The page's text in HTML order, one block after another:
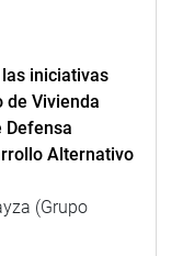
iniciativas
de Vivienda
Defensa
Alternativo
(Grupo